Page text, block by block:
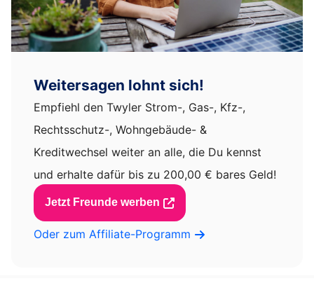
Weitersagen lohnt sich!
Empfiehl den Twyler Strom-, Gas-, Kfz-,
Rechtsschutz-, Wohngebäude- &
Kreditwechsel weiter an alle, die Du kennst
und erhalte dafür bis zu 200,00 € bares Geld!
Jetzt Freunde werben
Oder zum Affiliate-Programm